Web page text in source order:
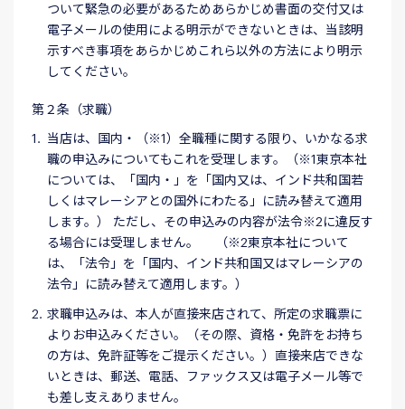
ついて緊急の必要があるためあらかじめ書面の交付又は
電子メールの使用による明示ができないときは、当該明
示すべき事項をあらかじめこれら以外の方法により明示
してください。
第２条（求職）
当店は、国内・（※1）全職種に関する限り、いかなる求
職の申込みについてもこれを受理します。（※1東京本社
については、「国内・」を「国内又は、インド共和国若
しくはマレーシアとの国外にわたる」に読み替えて適用
します。） ただし、その申込みの内容が法令※2に違反す
る場合には受理しません。 （※2東京本社について
は、「法令」を「国内、インド共和国又はマレーシアの
法令」に読み替えて適用します。）
求職申込みは、本人が直接来店されて、所定の求職票に
よりお申込みください。（その際、資格・免許をお持ち
の方は、免許証等をご提示ください。）直接来店できな
いときは、郵送、電話、ファックス又は電子メール等で
も差し支えありません。